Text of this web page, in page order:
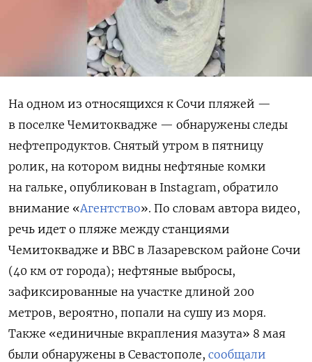
На одном из относящихся к Сочи пляжей —
в поселке Чемитоквадже — обнаружены следы
нефтепродуктов. Снятый утром в пятницу
ролик, на котором видны нефтяные комки
на гальке, опубликован в Instagram, обратило
внимание «Агентство». По словам автора видео,
речь идет о пляже между станциями
Чемитоквадже и ВВС в Лазаревском районе Сочи
(40 км от города); нефтяные выбросы,
зафиксированные на участке длиной 200
метров, вероятно, попали на сушу из моря.
Также «единичные вкрапления мазута» 8 мая
были обнаружены в Севастополе, сообщали